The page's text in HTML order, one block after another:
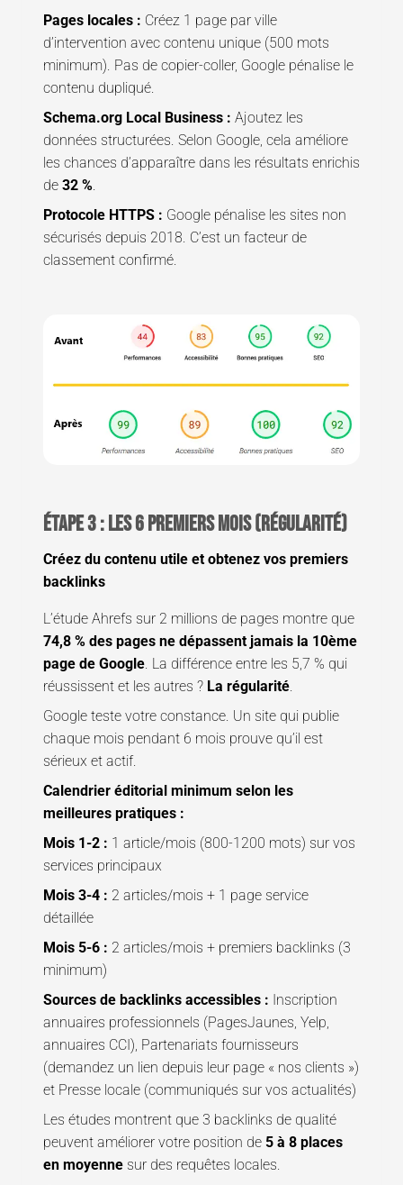
Pages locales : Créez 1 page par ville
d’intervention avec contenu unique (500 mots
minimum). Pas de copier-coller, Google pénalise le
contenu dupliqué.
Schema.org Local Business : Ajoutez les
données structurées. Selon Google, cela améliore
les chances d’apparaître dans les résultats enrichis
de 32 %.
Protocole HTTPS : Google pénalise les sites non
sécurisés depuis 2018. C’est un facteur de
classement confirmé.
Étape 3 : Les 6 premiers mois (régularité)
Créez du contenu utile et obtenez vos premiers
backlinks
L’étude Ahrefs sur 2 millions de pages montre que
74,8 % des pages ne dépassent jamais la 10ème
page de Google. La différence entre les 5,7 % qui
réussissent et les autres ? La régularité.
Google teste votre constance. Un site qui publie
chaque mois pendant 6 mois prouve qu’il est
sérieux et actif.
Calendrier éditorial minimum selon les
meilleures pratiques :
Mois 1-2 : 1 article/mois (800-1200 mots) sur vos
services principaux
Mois 3-4 : 2 articles/mois + 1 page service
détaillée
Mois 5-6 : 2 articles/mois + premiers backlinks (3
minimum)
Sources de backlinks accessibles : Inscription
annuaires professionnels (PagesJaunes, Yelp,
annuaires CCI), Partenariats fournisseurs
(demandez un lien depuis leur page « nos clients »)
et Presse locale (communiqués sur vos actualités)
Les études montrent que 3 backlinks de qualité
peuvent améliorer votre position de 5 à 8 places
en moyenne sur des requêtes locales.